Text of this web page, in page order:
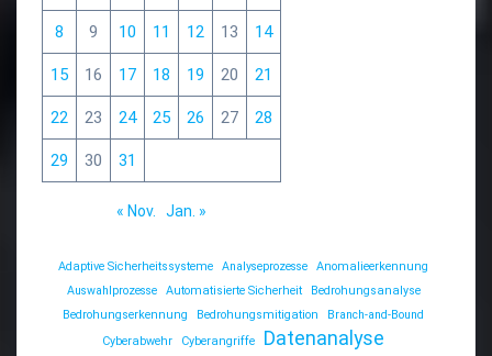
8 9 10 11 12 13 14
15 16 17 18 19 20 21
22 23 24 25 26 27 28
29 30 31
« Nov. Jan. »
Adaptive Sicherheitssysteme Analyseprozesse
Anomalieerkennung
Auswahlprozesse
Automatisierte Sicherheit
Bedrohungsanalyse
Bedrohungserkennung
Bedrohungsmitigation
Branch-and-Bound
Cyberabwehr
Cyberangriffe Datenanalyse